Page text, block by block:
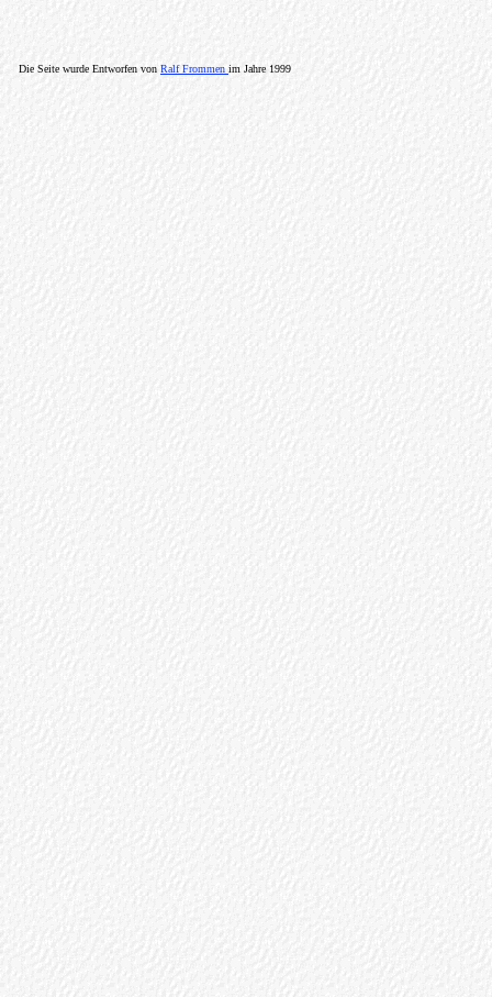
Die Seite wurde Entworfen von Ralf Frommen im Jahre 1999